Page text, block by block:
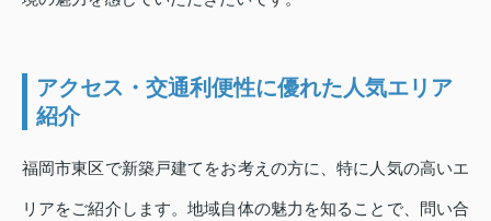
アクセス・交通利便性に優れた人気エリア
紹介
福岡市東区で新築戸建てをお考えの方に、特に人気の高いエ
リアをご紹介します。地域自体の魅力を知ることで、問い合